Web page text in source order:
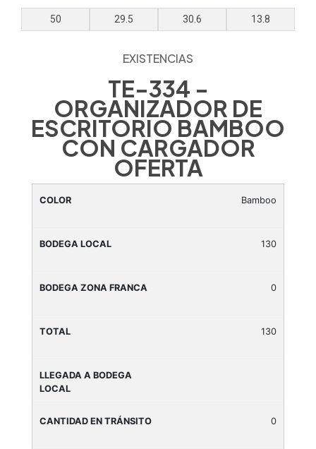
50 29.5 30.6 13.8
EXISTENCIAS
TE-334 -
ORGANIZADOR DE
ESCRITORIO BAMBOO
CON CARGADOR
OFERTA
Bamboo
130
0
130
0